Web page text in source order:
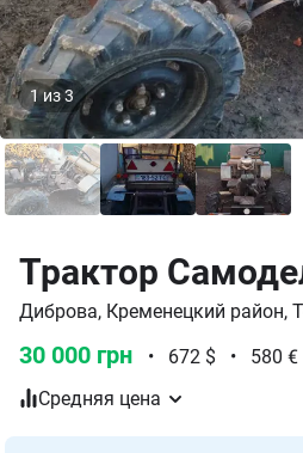
1из3
Трактор
Диброва, Кременецкий район,
30 000 грн • 672 $ •
580 €
Средняя цена